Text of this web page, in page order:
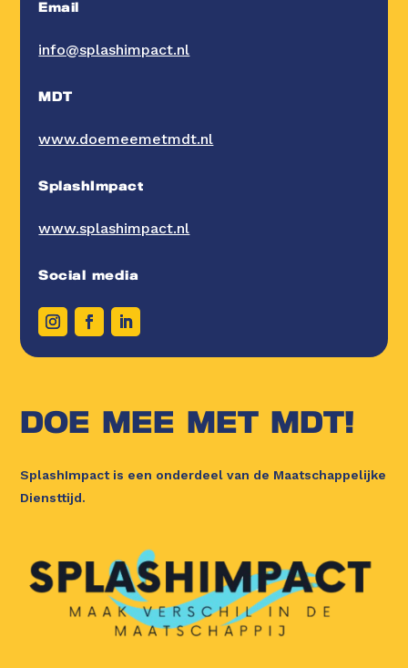
Email
info@splashimpact.nl
MDT
www.doemeemetmdt.nl
SplashImpact
www.splashimpact.nl
Social media
DOE MEE MET MDT!
SplashImpact is een onderdeel van de Maatschappelijke
Diensttijd.